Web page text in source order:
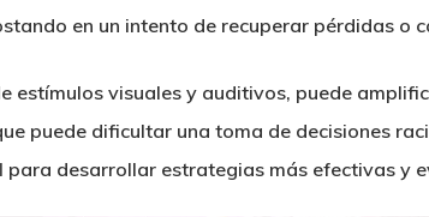
en un intento de recuperar pérdidas o
estímulos visuales y auditivos, puede
puede dificultar una toma de decisiones
desarrollar estrategias más efectivas y